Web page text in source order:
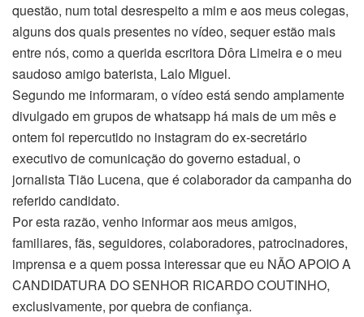
questão, num total desrespeito a mim e aos meus colegas,
alguns dos quais presentes no vídeo, sequer estão mais
entre nós, como a querida escritora Dôra Limeira e o meu
saudoso amigo baterista, Lalo Miguel.
Segundo me informaram, o vídeo está sendo amplamente
divulgado em grupos de whatsapp há mais de um mês e
ontem foi repercutido no instagram do ex-secretário
executivo de comunicação do governo estadual, o
jornalista Tião Lucena, que é colaborador da campanha do
referido candidato.
Por esta razão, venho informar aos meus amigos,
familiares, fãs, seguidores, colaboradores, patrocinadores,
imprensa e a quem possa interessar que eu NÃO APOIO A
CANDIDATURA DO SENHOR RICARDO COUTINHO,
exclusivamente, por quebra de confiança.